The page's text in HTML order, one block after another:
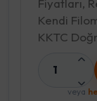
Kendi
KKTC
1
veya